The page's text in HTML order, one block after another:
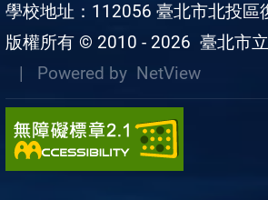
學校地址：112056 臺北市北投區
版權所有 © 2010 - 2026 臺北市
| Powered by NetView